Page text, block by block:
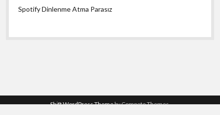
Spotify Dinlenme Atma Parasız
Shift WordPress Themeby Compete Themes.